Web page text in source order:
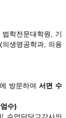
학전문대학원, 기
생명공학과, 의용
방문하여서면 수
수)